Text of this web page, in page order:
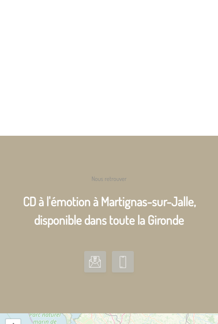
Nous retrouver
CD à l'émotion à Martignas-sur-Jalle,
disponible dans toute la Gironde